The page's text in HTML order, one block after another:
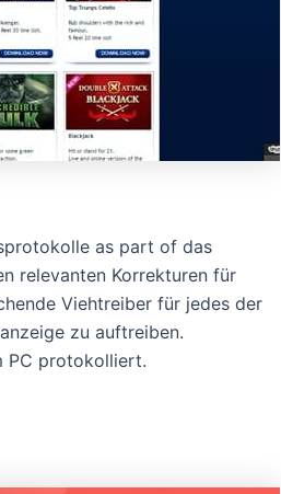
as part of das
relevanten Korrekturen für
Viehtreiber für jedes der
zu auftreiben.
PC protokolliert.